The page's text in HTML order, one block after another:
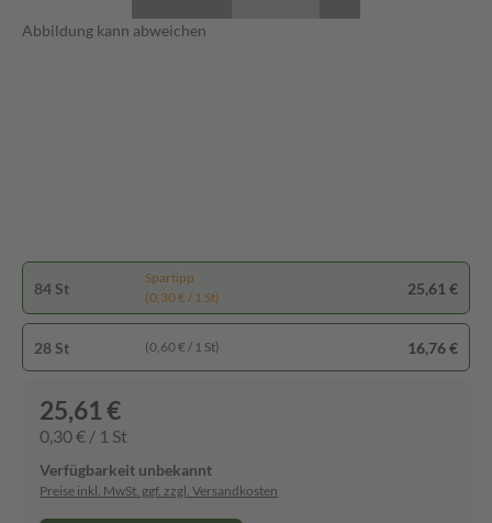
Abbildung kann abweichen
84 St
Spartipp
(0,30 € / 1 St)
25,61 €
28 St (0,60 € / 1 St) 16,76 €
25,61 €
0,30 € / 1 St
Verfügbarkeit unbekannt
Preise inkl. MwSt. ggf. zzgl. Versandkosten